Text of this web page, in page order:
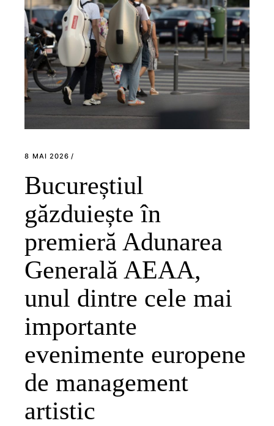
8 MAI 2026
Bucureștiul
găzduiește în
premieră Adunarea
Generală AEAA,
unul dintre cele mai
importante
evenimente europene
de management
artistic